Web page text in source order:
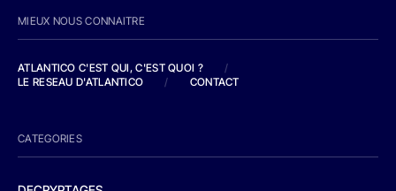
MIEUX NOUS CONNAITRE
ATLANTICO C'EST QUI, C'EST QUOI ?
/
LE RESEAU D'ATLANTICO
/ CONTACT
CATEGORIES